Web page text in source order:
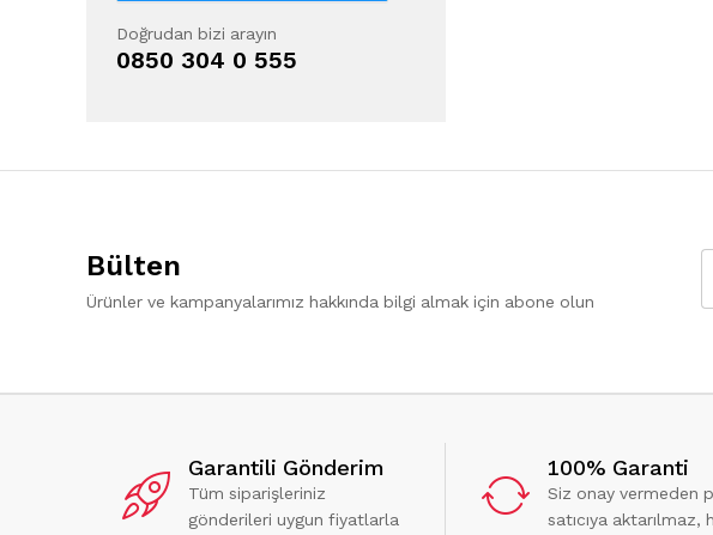
Doğrudan bizi arayın
0850 304 0 555
Bülten
Ürünler ve kampanyalarımız hakkında bilgi almak için abone olun
Garantili Gönderim
Tüm siparişleriniz
gönderileri uygun fiyatlarla
100% Garanti
Siz onay vermeden
satıcıya aktarılmaz,